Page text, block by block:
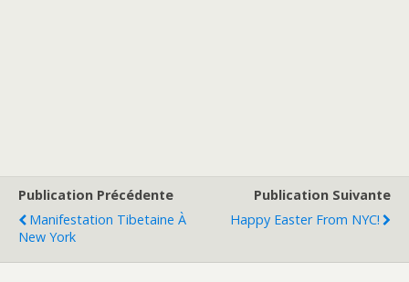
Publication Précédente
Manifestation Tibetaine À
New York
Publication Suivante
Happy Easter From NYC!